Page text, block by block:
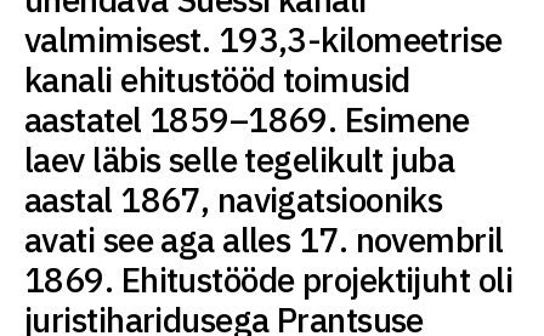
valmimisest. 193,3-kilomeetrise
kanali ehitustööd toimusid
aastatel 1859–1869. Esimene
laev läbis selle tegelikult juba
aastal 1867, navigatsiooniks
avati see aga alles 17. novembril
1869. Ehitustööde projektijuht oli
juristiharidusega Prantsuse